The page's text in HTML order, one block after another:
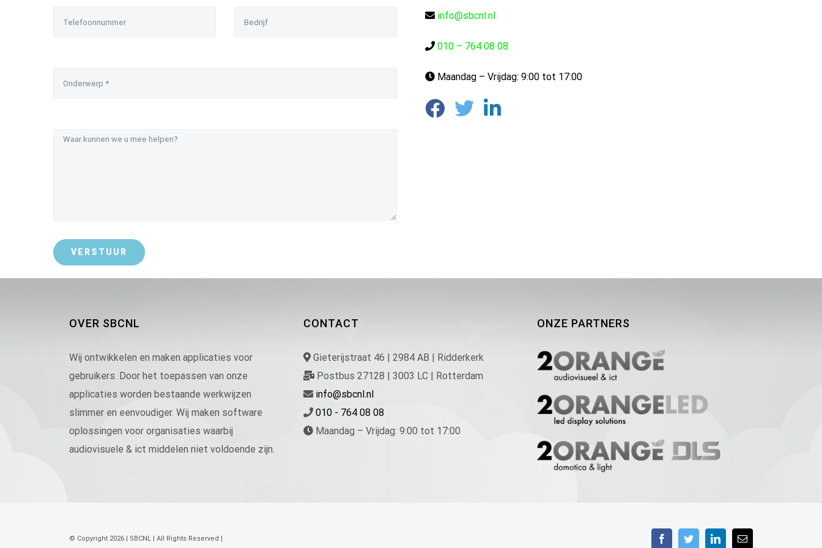
info@sbcnl.nl
010 – 764 08 08
Maandag – Vrijdag: 9:00 tot 17:00
OVER SBCNL
Wij ontwikkelen en maken applicaties voor
gebruikers. Door het toepassen van onze
applicaties worden bestaande werkwijzen
slimmer en eenvoudiger. Wij maken software
oplossingen voor organisaties waarbij
audiovisuele & ict middelen niet voldoende zijn.
CONTACT
Gieterijstraat 46 | 2984 AB | Ridderkerk
Postbus 27128 | 3003 LC | Rotterdam
info@sbcnl.nl
010 - 764 08 08
Maandag – Vrijdag: 9:00 tot 17:00
ONZE PARTNERS
© Copyright 2026 | SBCNL | All Rights Reserved | FacebookTwitterLinkedIn
E-